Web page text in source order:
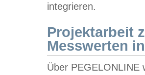
integrieren.
Projektarbeit
Messwerten
Über PEGELONLINE